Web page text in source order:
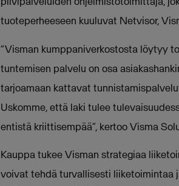
tuoteperheeseen kuuluvat Netvisor,
“Visman kumppaniverkostosta löytyy
tuntemisen palvelu on osa
tarjoamaan kattavat
Uskomme, että laki tulee
entistä kriittisempää”, kertoo Visma
Kauppa tukee Visman strategiaa
voivat tehdä turvallisesti liiketoimintaa